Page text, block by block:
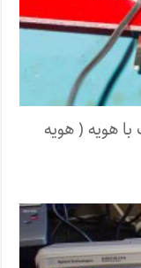
هویه ( هویه